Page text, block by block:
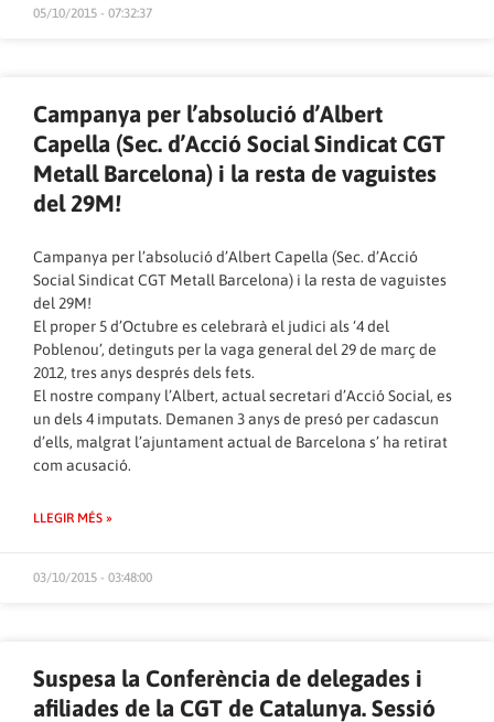
05/10/2015 - 07:32:37
Campanya per l’absolució d’Albert
Capella (Sec. d’Acció Social Sindicat CGT
Metall Barcelona) i la resta de vaguistes
del 29M!
Campanya per l’absolució d’Albert Capella (Sec. d’Acció
Social Sindicat CGT Metall Barcelona) i la resta de vaguistes
del 29M!
El proper 5 d’Octubre es celebrarà el judici als ‘4 del
Poblenou’, detinguts per la vaga general del 29 de març de
2012, tres anys després dels fets.
El nostre company l’Albert, actual secretari d’Acció Social, es
un dels 4 imputats. Demanen 3 anys de presó per cadascun
d’ells, malgrat l’ajuntament actual de Barcelona s’ ha retirat
com acusació.
LLEGIR MÉS »
03/10/2015 - 03:48:00
Suspesa la Conferència de delegades i
afiliades de la CGT de Catalunya. Sessió